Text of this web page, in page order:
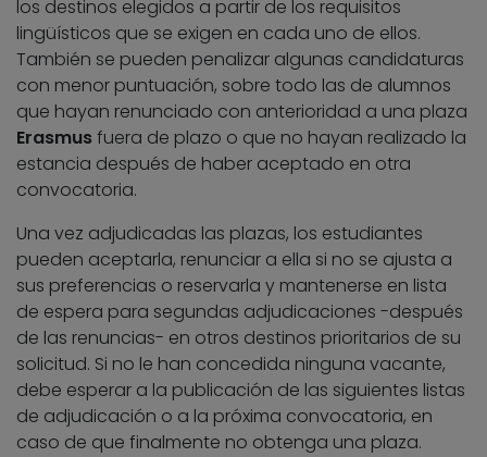
los destinos elegidos a partir de los requisitos
lingüísticos que se exigen en cada uno de ellos.
También se pueden penalizar algunas candidaturas
con menor puntuación, sobre todo las de alumnos
que hayan renunciado con anterioridad a una plaza
Erasmusfuera de plazo o que no hayan realizado la
estancia después de haber aceptado en otra
convocatoria.
Una vez adjudicadas las plazas, los estudiantes
pueden aceptarla, renunciar a ella si no se ajusta a
sus preferencias o reservarla y mantenerse en lista
de espera para segundas adjudicaciones -después
de las renuncias- en otros destinos prioritarios de su
solicitud. Si no le han concedida ninguna vacante,
debe esperar a la publicación de las siguientes listas
de adjudicación o a la próxima convocatoria, en
caso de que finalmente no obtenga una plaza.